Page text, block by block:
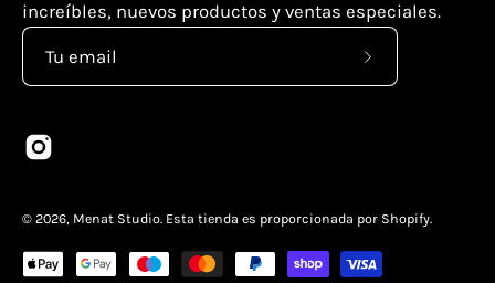
increíbles, nuevos productos y ventas especiales.
Suscríbete
© 2026, Menat Studio. Esta tienda es proporcionada por Shopify.